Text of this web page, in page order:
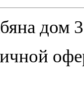
дом